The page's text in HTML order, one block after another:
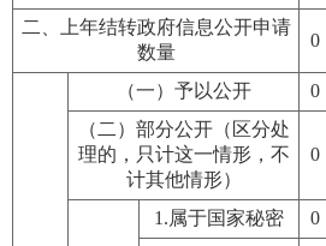
二、上年结转政府信息公开申请
数量
0
（一）予以公开 0
（二）部分公开（区分处
理的，只计这一情形，不
计其他情形）
0
1.属于国家秘密 0